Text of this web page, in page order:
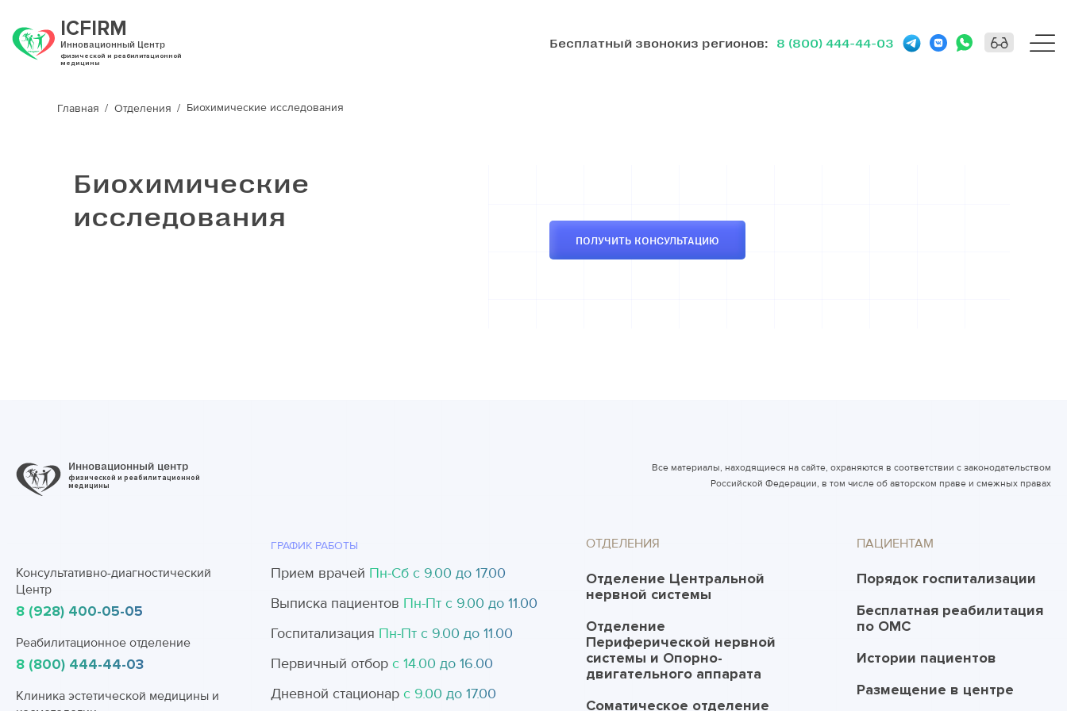
ICFIRM
Инновационный Центр
физической и реабилитационной
медицины
Бесплатный звонокиз регионов: 8 (800) 444-44-03
Главная Отделения Биохимические исследования
Биохимические
исследования
ПОЛУЧИТЬ КОНСУЛЬТАЦИЮ
Инновационный центр
физической и реабилитационной
медицины
Все материалы, находящиеся на сайте, охраняются в соответствии с законодательством
Российской Федерации, в том числе об авторском праве и смежных правах
Консультативно-диагностический
Центр
8 (928) 400-05-05
Реабилитационное отделение
8 (800) 444-44-03
Клиника эстетической медицины и
ГРАФИК РАБОТЫ
Прием врачей Пн-Cб с 9.00 до 17.00
Выписка пациентов Пн-Пт с 9.00 до 11.00
Госпитализация Пн-Пт с 9.00 до 11.00
Первичный отбор с 14.00 до 16.00
Дневной стационар с 9.00 до 17.00
ОТДЕЛЕНИЯ
Отделение Центральной
нервной системы
Отделение
Периферической нервной
системы и Опорно-
двигательного аппарата
Соматическое отделение
ПАЦИЕНТАМ
Порядок госпитализации
Бесплатная реабилитация
по ОМС
Истории пациентов
Размещение в центре